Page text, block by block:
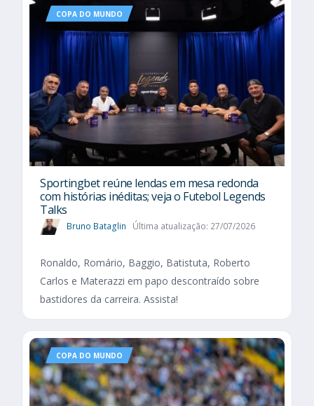
COPA DO MUNDO
Sportingbet reúne lendas em mesa redonda
com histórias inéditas; veja o Futebol Legends
Talks
Bruno Bataglin Última atualização: 27/07/2026
Ronaldo, Romário, Baggio, Batistuta, Roberto
Carlos e Materazzi em papo descontraído sobre
bastidores da carreira. Assista!
COPA DO MUNDO